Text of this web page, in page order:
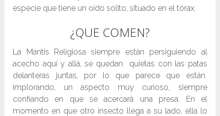
especie que tiene un oído solito, situado en el tórax.
¿QUE COMEN?
La Mantis Religiosa siempre están persiguiendo al
acecho aquí y allá, se quedan quietas con las patas
delanteras juntas, por lo que parece que están
implorando, un aspecto muy curioso, siempre
confiando en que se acercará una presa. En el
momento en que otro insecto llega a su lado, ella lo